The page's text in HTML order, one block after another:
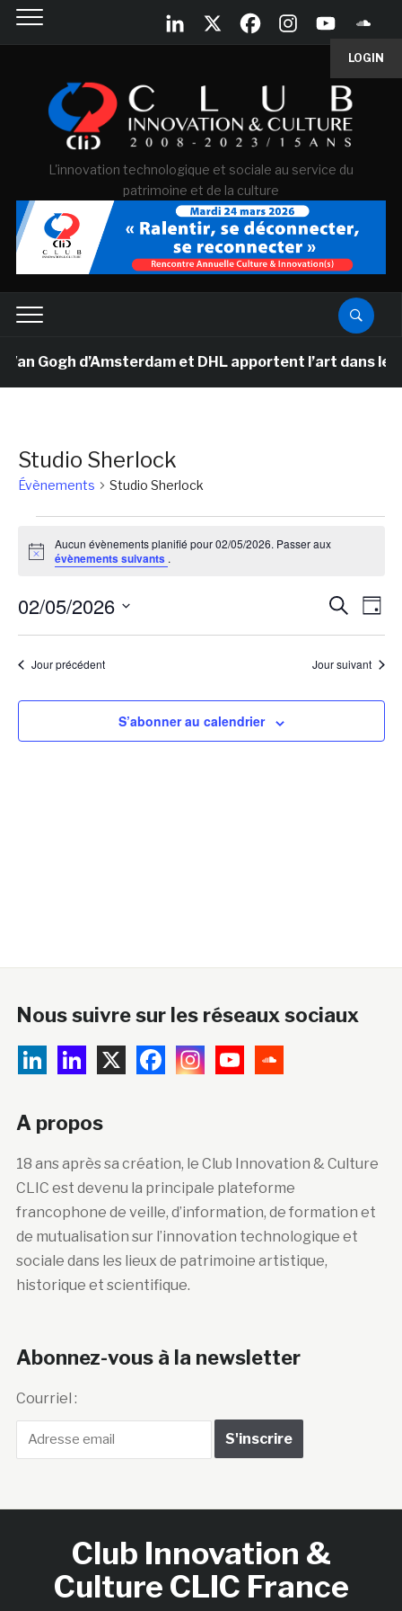
LOGIN
L'innovation technologique et sociale au service du
patrimoine et de la culture
Gogh d’Amsterdam et DHL apportent l’art dans
Studio Sherlock
Évènements Studio Sherlock
for
Notice
Aucun évènements planifié pour 02/05/2026. Passer aux
évènements suivants .
et
de
Jour
02/05/2026
Sélectionnez
uneJour précédent Jour suivant
S’abonner au calendrier
Nous suivre sur les réseaux sociaux
A propos
18 ans après sa création, le Club Innovation & Culture
CLIC est devenu la principale plateforme
francophone de veille, d’information, de formation et
de mutualisation sur l’innovation technologique et
sociale dans les lieux de patrimoine artistique,
historique et scientifique.
Abonnez-vous à la newsletter
Courriel :
Club Innovation &
Culture CLIC France